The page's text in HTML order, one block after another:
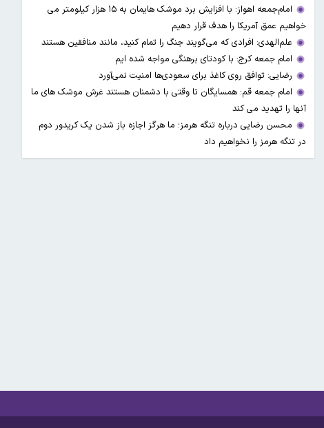
امام‌جمعه اهواز: با افزایش برد موشک هایمان به ۱۵ هزار کیلومتر می
خواهیم عمق آمریکا را هدف قرار دهیم
علم‌الهدی: افرادی که می‌گویند جنگ را تمام کنید، مانند منافقین هستند
امام جمعه کرج: با کودتای برهنگی مواجه شده ایم
رضایی: توافق روی کاغذ برای سعودی‌ها امنیت نمی‌آورد
امام جمعه قم: همسایگان تا وقتی با دشمنان هستند غرش موشک های ما
آنها را تهدید می کند
محسن رضایی درباره تنگه هرمز؛ ما هرگز اجازه باز شدن یک کریدور دوم
در تنگه هرمز را نخواهیم داد